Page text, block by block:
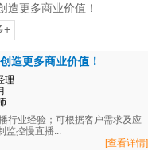
造更多商业价值！
+
造更多商业价值！
理
行业经验；可根据客户需求及应
监控慢直播...
[查看详情]